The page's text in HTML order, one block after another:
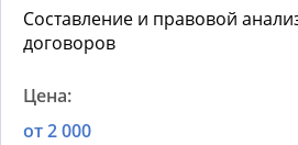
Составление и правовой
договоров
от 2 000